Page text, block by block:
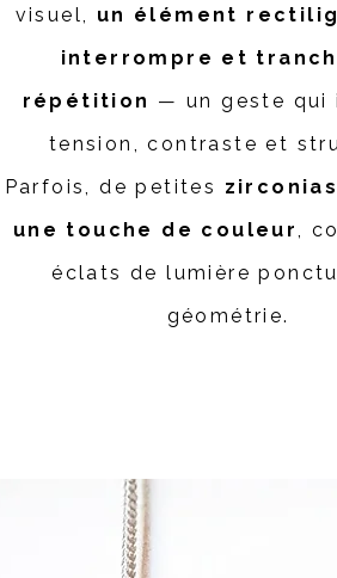
visuel, un élément
interrompre et
répétition — un geste qui
tension, contraste et
Parfois, de petites
une touche de couleur,
éclats de lumière
géométrie.